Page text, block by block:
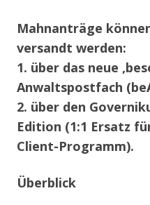
Mahnanträge
versandt werden:
1. über das neue
Anwaltspostfach
2. über den
Edition (1:1 Ersatz
Client-Programm).
Überblick